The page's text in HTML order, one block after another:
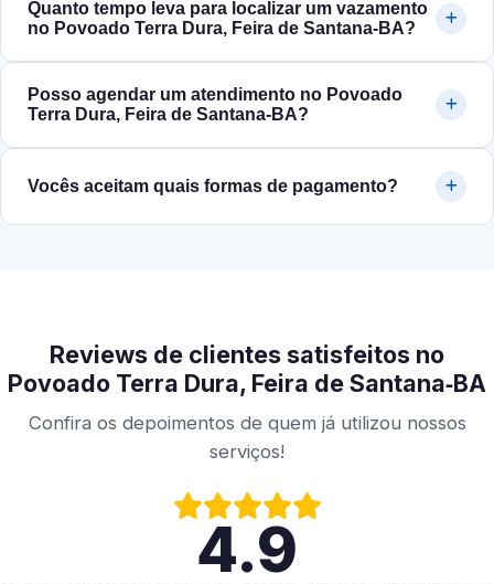
Quanto tempo leva para localizar um vazamento
no Povoado Terra Dura, Feira de Santana‑BA?
Posso agendar um atendimento no Povoado
Terra Dura, Feira de Santana‑BA?
Vocês aceitam quais formas de pagamento?
Reviews de clientes satisfeitos no
Povoado Terra Dura, Feira de Santana‑BA
Confira os depoimentos de quem já utilizou nossos
serviços!
4.9